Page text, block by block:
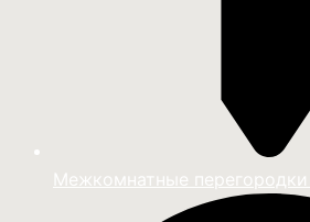
Межкомнатные перегородки